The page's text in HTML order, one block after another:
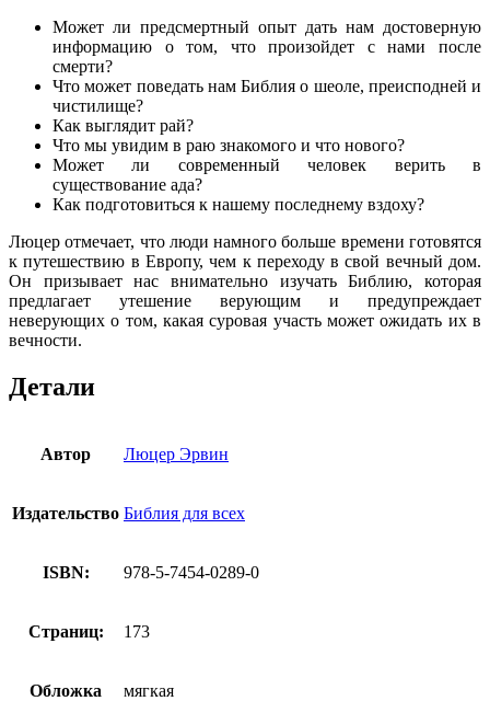
Может ли предсмертный опыт дать нам достоверную
информацию о том, что произойдет с нами после
смерти?
Что может поведать нам Библия о шеоле, преисподней и
чистилище?
Как выглядит рай?
Что мы увидим в раю знакомого и что нового?
Может ли современный человек верить в
существование ада?
Как подготовиться к нашему последнему вздоху?
Люцер отмечает, что люди намного больше времени готовятся
к путешествию в Европу, чем к переходу в свой вечный дом.
Он призывает нас внимательно изучать Библию, которая
предлагает утешение верующим и предупреждает
неверующих о том, какая суровая участь может ожидать их в
вечности.
Детали
Автор Люцер Эрвин
Издательство Библия для всех
ISBN: 978-5-7454-0289-0
Страниц: 173
Обложка мягкая